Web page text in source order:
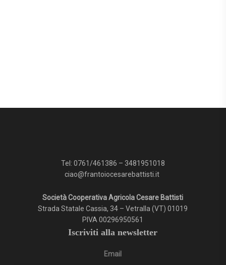
Tel: 0761/461386 – 3481951018
ciao@frantoiocesarebattisti.it
Società Cooperativa Agricola Cesare Battisti
Strada Statale Cassia, 34 – Vetralla (VT) 01019
PIVA 00296950561
Iscriviti alla newsletter
Email